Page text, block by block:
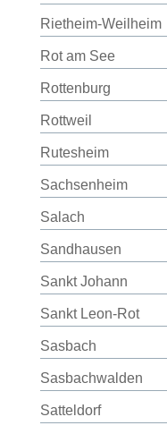
Rietheim-Weilheim
Rot am See
Rottenburg
Rottweil
Rutesheim
Sachsenheim
Salach
Sandhausen
Sankt Johann
Sankt Leon-Rot
Sasbach
Sasbachwalden
Satteldorf